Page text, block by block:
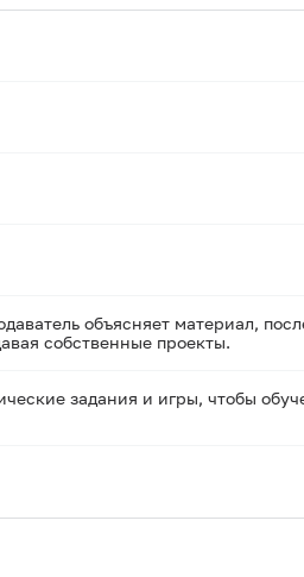
объясняет материал,
собственные проекты.
задания и игры, чтобы